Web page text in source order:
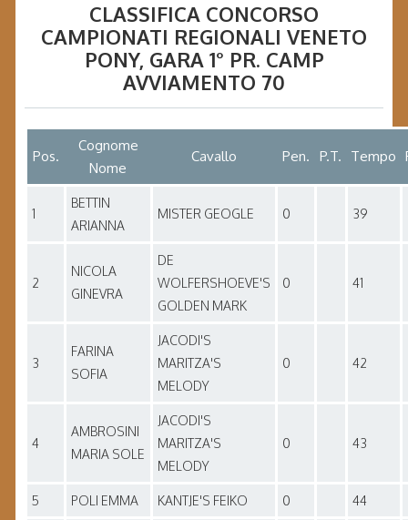
CLASSIFICA CONCORSO
CAMPIONATI REGIONALI VENETO
PONY, GARA 1° PR. CAMP
AVVIAMENTO 70
Pos.
Cognome
Nome
Cavallo Pen. P.T. Tempo
1
BETTIN
ARIANNA
MISTER GEOGLE 0 39
2
NICOLA
GINEVRA
DE
WOLFERSHOEVE'S
GOLDEN MARK
0 41
3
FARINA
SOFIA
JACODI'S
MARITZA'S
MELODY
0 42
4
AMBROSINI
MARIA SOLE
JACODI'S
MARITZA'S
MELODY
0 43
5 POLI EMMA KANTJE'S FEIKO 0 44